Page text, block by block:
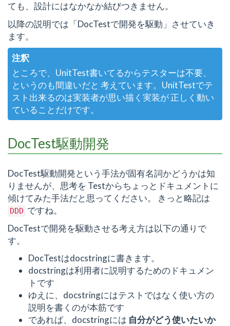
ても、設計にはなかなか結びつきません。
以降の説明では「DocTestで開発を駆動」させていき
ます。
注釈
ところで、UnitTest書いてるからテスターは不要、
というのも間違いだと 考えています。UnitTestでテ
スト出来るのは実装者が思い描く実装が 正しく動い
ていることだけです。
DocTest駆動開発
DocTest駆動開発という手法が固有名詞かどうかは知
りませんが、思考を Testからちょっとドキュメントに
傾けてみた手法だと思ってください。 きっと略記は
DDD ですね。
DocTestで開発を駆動させる考え方は以下の通りで
す。
DocTestはdocstringに書きます。
docstringは利用者に説明するためのドキュメン
トです
ゆえに、docstringにはテストではなく使い方の
説明を書くのが本筋です
であれば、docstringには 自分がどう使いたいか